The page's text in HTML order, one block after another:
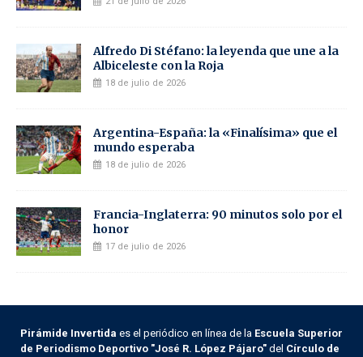
Alfredo Di Stéfano: la leyenda que une a la
Albiceleste con la Roja
18 de julio de 2026
Argentina-España: la «Finalísima» que el
mundo esperaba
18 de julio de 2026
Francia-Inglaterra: 90 minutos solo por el
honor
17 de julio de 2026
Pirámide Invertida es el periódico en línea de la Escuela Superior
de Periodismo Deportivo "José R. López Pájaro" del Círculo de